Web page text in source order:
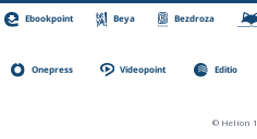
Ebookpoint Beya Bezdroza
Onepress Videopoint Editio
© Helion